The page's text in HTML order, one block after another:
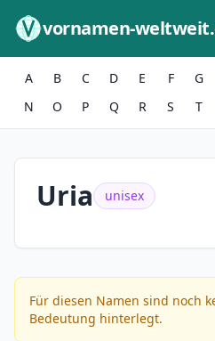
vornamen-
A B C D E F G
N
O P Q R S T
Uria unisex
Für diesen Namen sind noch
Bedeutung hinterlegt.